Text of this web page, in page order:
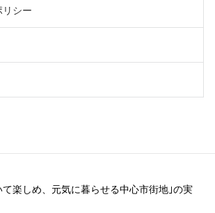
リシー
て楽しめ、元気に暮らせる中心市街地｣の実